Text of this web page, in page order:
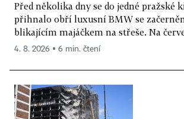
Před několika dny se do jedné pražské
přihnalo obří luxusní BMW se
blikajícím majáčkem na střeše. Na
4. 8. 2026 ▪ 6 min. čtení